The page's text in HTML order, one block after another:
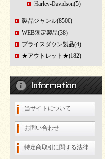
Harley-Davidson(5)
製品ジャンル(8500)
WEB限定製品(38)
プライスダウン製品(4)
★アウトレット★(182)
当サイトについて
お問い合わせ
特定商取引に関する法律